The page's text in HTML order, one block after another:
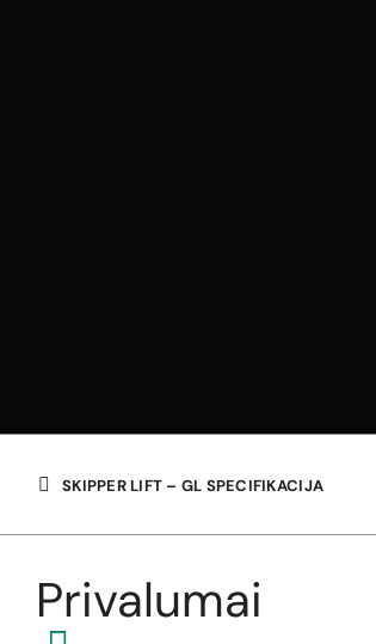
SKIPPER LIFT – GL SPECIFIKACIJA
Privalumai